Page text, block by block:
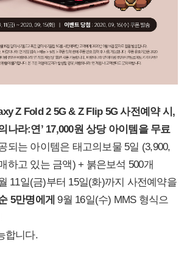
Z Fold 2 5G & Z Flip 5G사전예약시 ,
나라:연’17,000원 상당 아이템을 무료
되는 아이템은 태고의보물 5일 (3,900,
하고 있는 금액) + 붉은보석 500개
11일(금)부터 15일(화)까지 사전예약을
5만명에게 9월 16일(수) MMS 형식으
합니다.